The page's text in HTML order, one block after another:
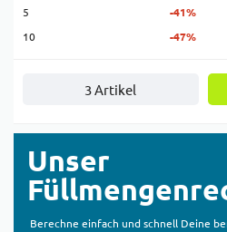
5
-41%
10
-47%
3 Artikel
Unser
Berechne einfach und schnell Deine